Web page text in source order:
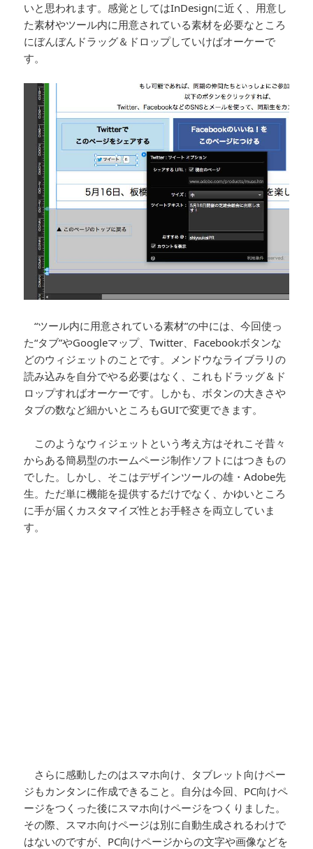
いと思われます。感覚としてはInDesignに近く、用意し
た素材やツール内に用意されている素材を必要なところ
にぼんぼんドラッグ＆ドロップしていけばオーケーで
す。
“ツール内に用意されている素材”の中には、今回使っ
た“タブ”やGoogleマップ、Twitter、Facebookボタンな
どのウィジェットのことです。メンドウなライブラリの
読み込みを自分でやる必要はなく、これもドラッグ＆ド
ロップすればオーケーです。しかも、ボタンの大きさや
タブの数など細かいところもGUIで変更できます。
このようなウィジェットという考え方はそれこそ昔々
からある簡易型のホームページ制作ソフトにはつきもの
でした。しかし、そこはデザインツールの雄・Adobe先
生。ただ単に機能を提供するだけでなく、かゆいところ
に手が届くカスタマイズ性とお手軽さを両立していま
す。
さらに感動したのはスマホ向け、タブレット向けペー
ジもカンタンに作成できること。自分は今回、PC向けペ
ージをつくった後にスマホ向けページをつくりました。
その際、スマホ向けページは別に自動生成されるわけで
はないのですが、PC向けページからの文字や画像などを